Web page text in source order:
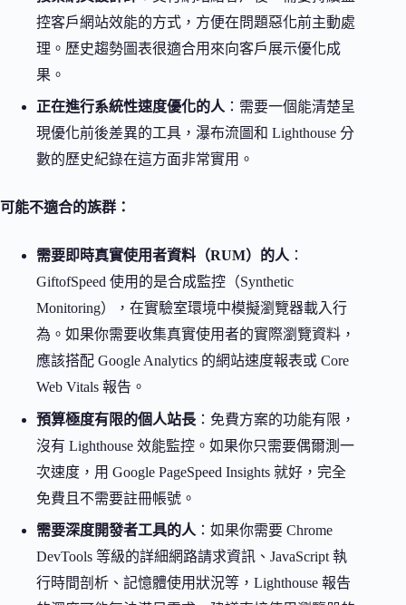
控客戶網站效能的方式，方便在問題惡化前主動處
理。歷史趨勢圖表很適合用來向客戶展示優化成
果。
正在進行系統性速度優化的人 ：需要一個能清楚呈
現優化前後差異的工具，瀑布流圖和 Lighthouse 分
數的歷史紀錄在這方面非常實用。
可能不適合的族群：
需要即時真實使用者資料（RUM）的人 ：
GiftofSpeed 使用的是合成監控（Synthetic
Monitoring），在實驗室環境中模擬瀏覽器載入行
為。如果你需要收集真實使用者的實際瀏覽資料，
應該搭配 Google Analytics 的網站速度報表或 Core
Web Vitals 報告。
預算極度有限的個人站長 ：免費方案的功能有限，
沒有 Lighthouse 效能監控。如果你只需要偶爾測一
次速度，用 Google PageSpeed Insights 就好，完全
免費且不需要註冊帳號。
需要深度開發者工具的人 ：如果你需要 Chrome
DevTools 等級的詳細網路請求資訊、JavaScript 執
行時間剖析、記憶體使用狀況等，Lighthouse 報告